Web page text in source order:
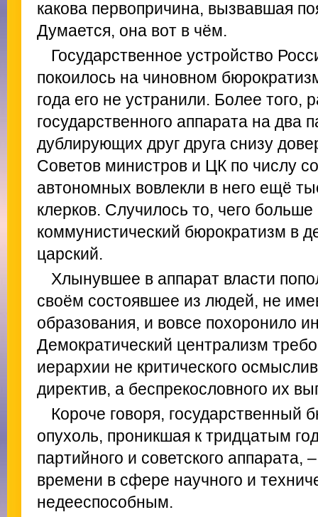
какова первопричина, вызвавшая
Думается, она вот в чём.
Государственное устройство
покоилось на чиновном
года его не устранили. Более того,
государственного аппарата на два
дублирующих друг друга снизу
Советов министров и ЦК по числу
автономных вовлекли в него ещё
клерков. Случилось то, чего
коммунистический бюрократизм в
царский.
Хлынувшее в аппарат власти
своём состоявшее из людей, не
образования, и вовсе похоронило
Демократический централизм
иерархии не критического
директив, а беспрекословного их
Короче говоря, государственный
опухоль, проникшая к тридцатым
партийного и советского аппарата,
времени в сфере научного и
недееспособным.